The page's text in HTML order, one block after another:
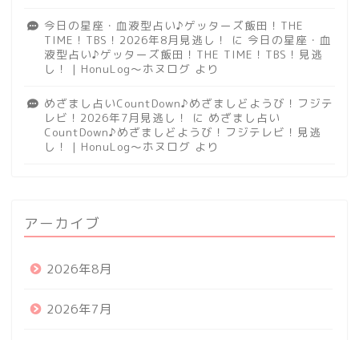
今日の星座・血液型占い♪ゲッターズ飯田！THE
TIME！TBS！2026年8月見逃し！
に 今日の星座・血
液型占い♪ゲッターズ飯田！THE TIME！TBS！見逃
し！ | HonuLog～ホヌログ より
めざまし占いCountDown♪めざましどようび！フジテ
レビ！2026年7月見逃し！
に めざまし占い
CountDown♪めざましどようび！フジテレビ！見逃
し！ | HonuLog～ホヌログ より
アーカイブ
2026年8月
2026年7月